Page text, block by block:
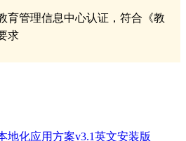
育管理信息中心认证，符合《教
求